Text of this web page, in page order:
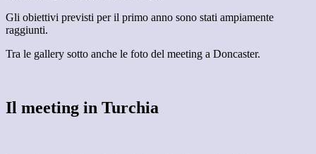
Gli obiettivi previsti per il primo anno sono stati ampiamente
raggiunti.
Tra le gallery sotto anche le foto del meeting a Doncaster.
Il meeting in Turchia